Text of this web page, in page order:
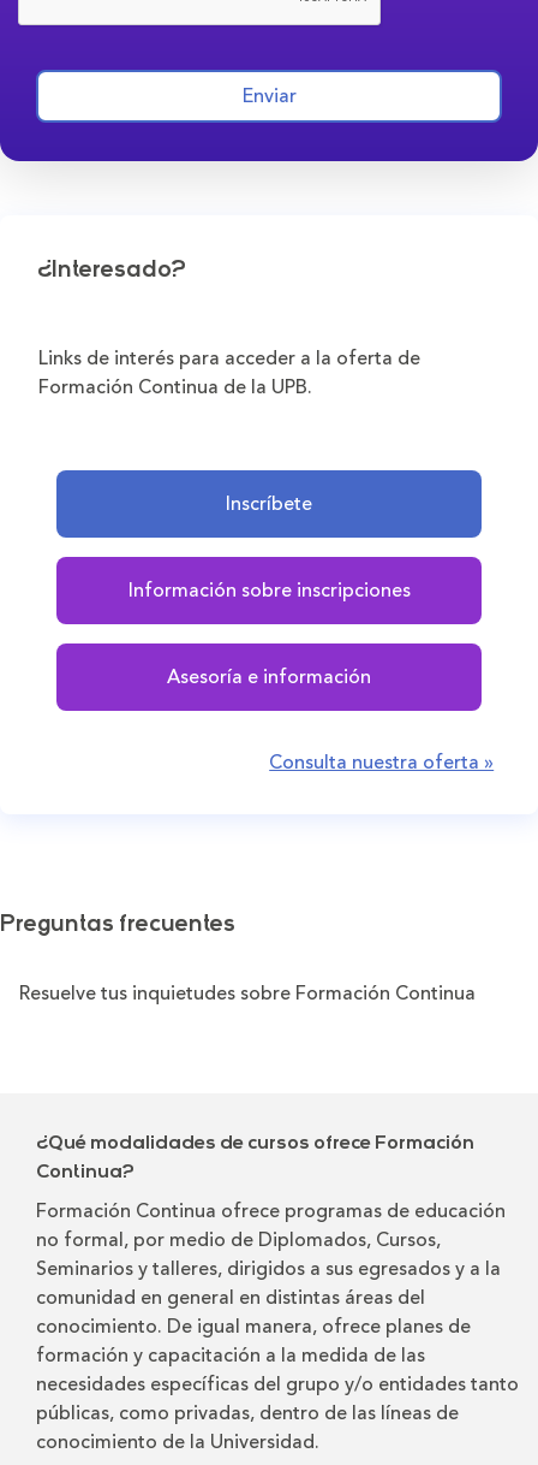
Enviar
¿Interesado?
Links de interés para acceder a la oferta de
Formación Continua de la UPB.
Inscríbete
Información sobre inscripciones
Asesoría e información
Consulta nuestra oferta »
Preguntas frecuentes
Resuelve tus inquietudes sobre Formación Continua
¿Qué modalidades de cursos ofrece Formación
Continua?
Formación Continua ofrece programas de educación
no formal, por medio de Diplomados, Cursos,
Seminarios y talleres, dirigidos a sus egresados y a la
comunidad en general en distintas áreas del
conocimiento. De igual manera, ofrece planes de
formación y capacitación a la medida de las
necesidades específicas del grupo y/o entidades tanto
públicas, como privadas, dentro de las líneas de
conocimiento de la Universidad.